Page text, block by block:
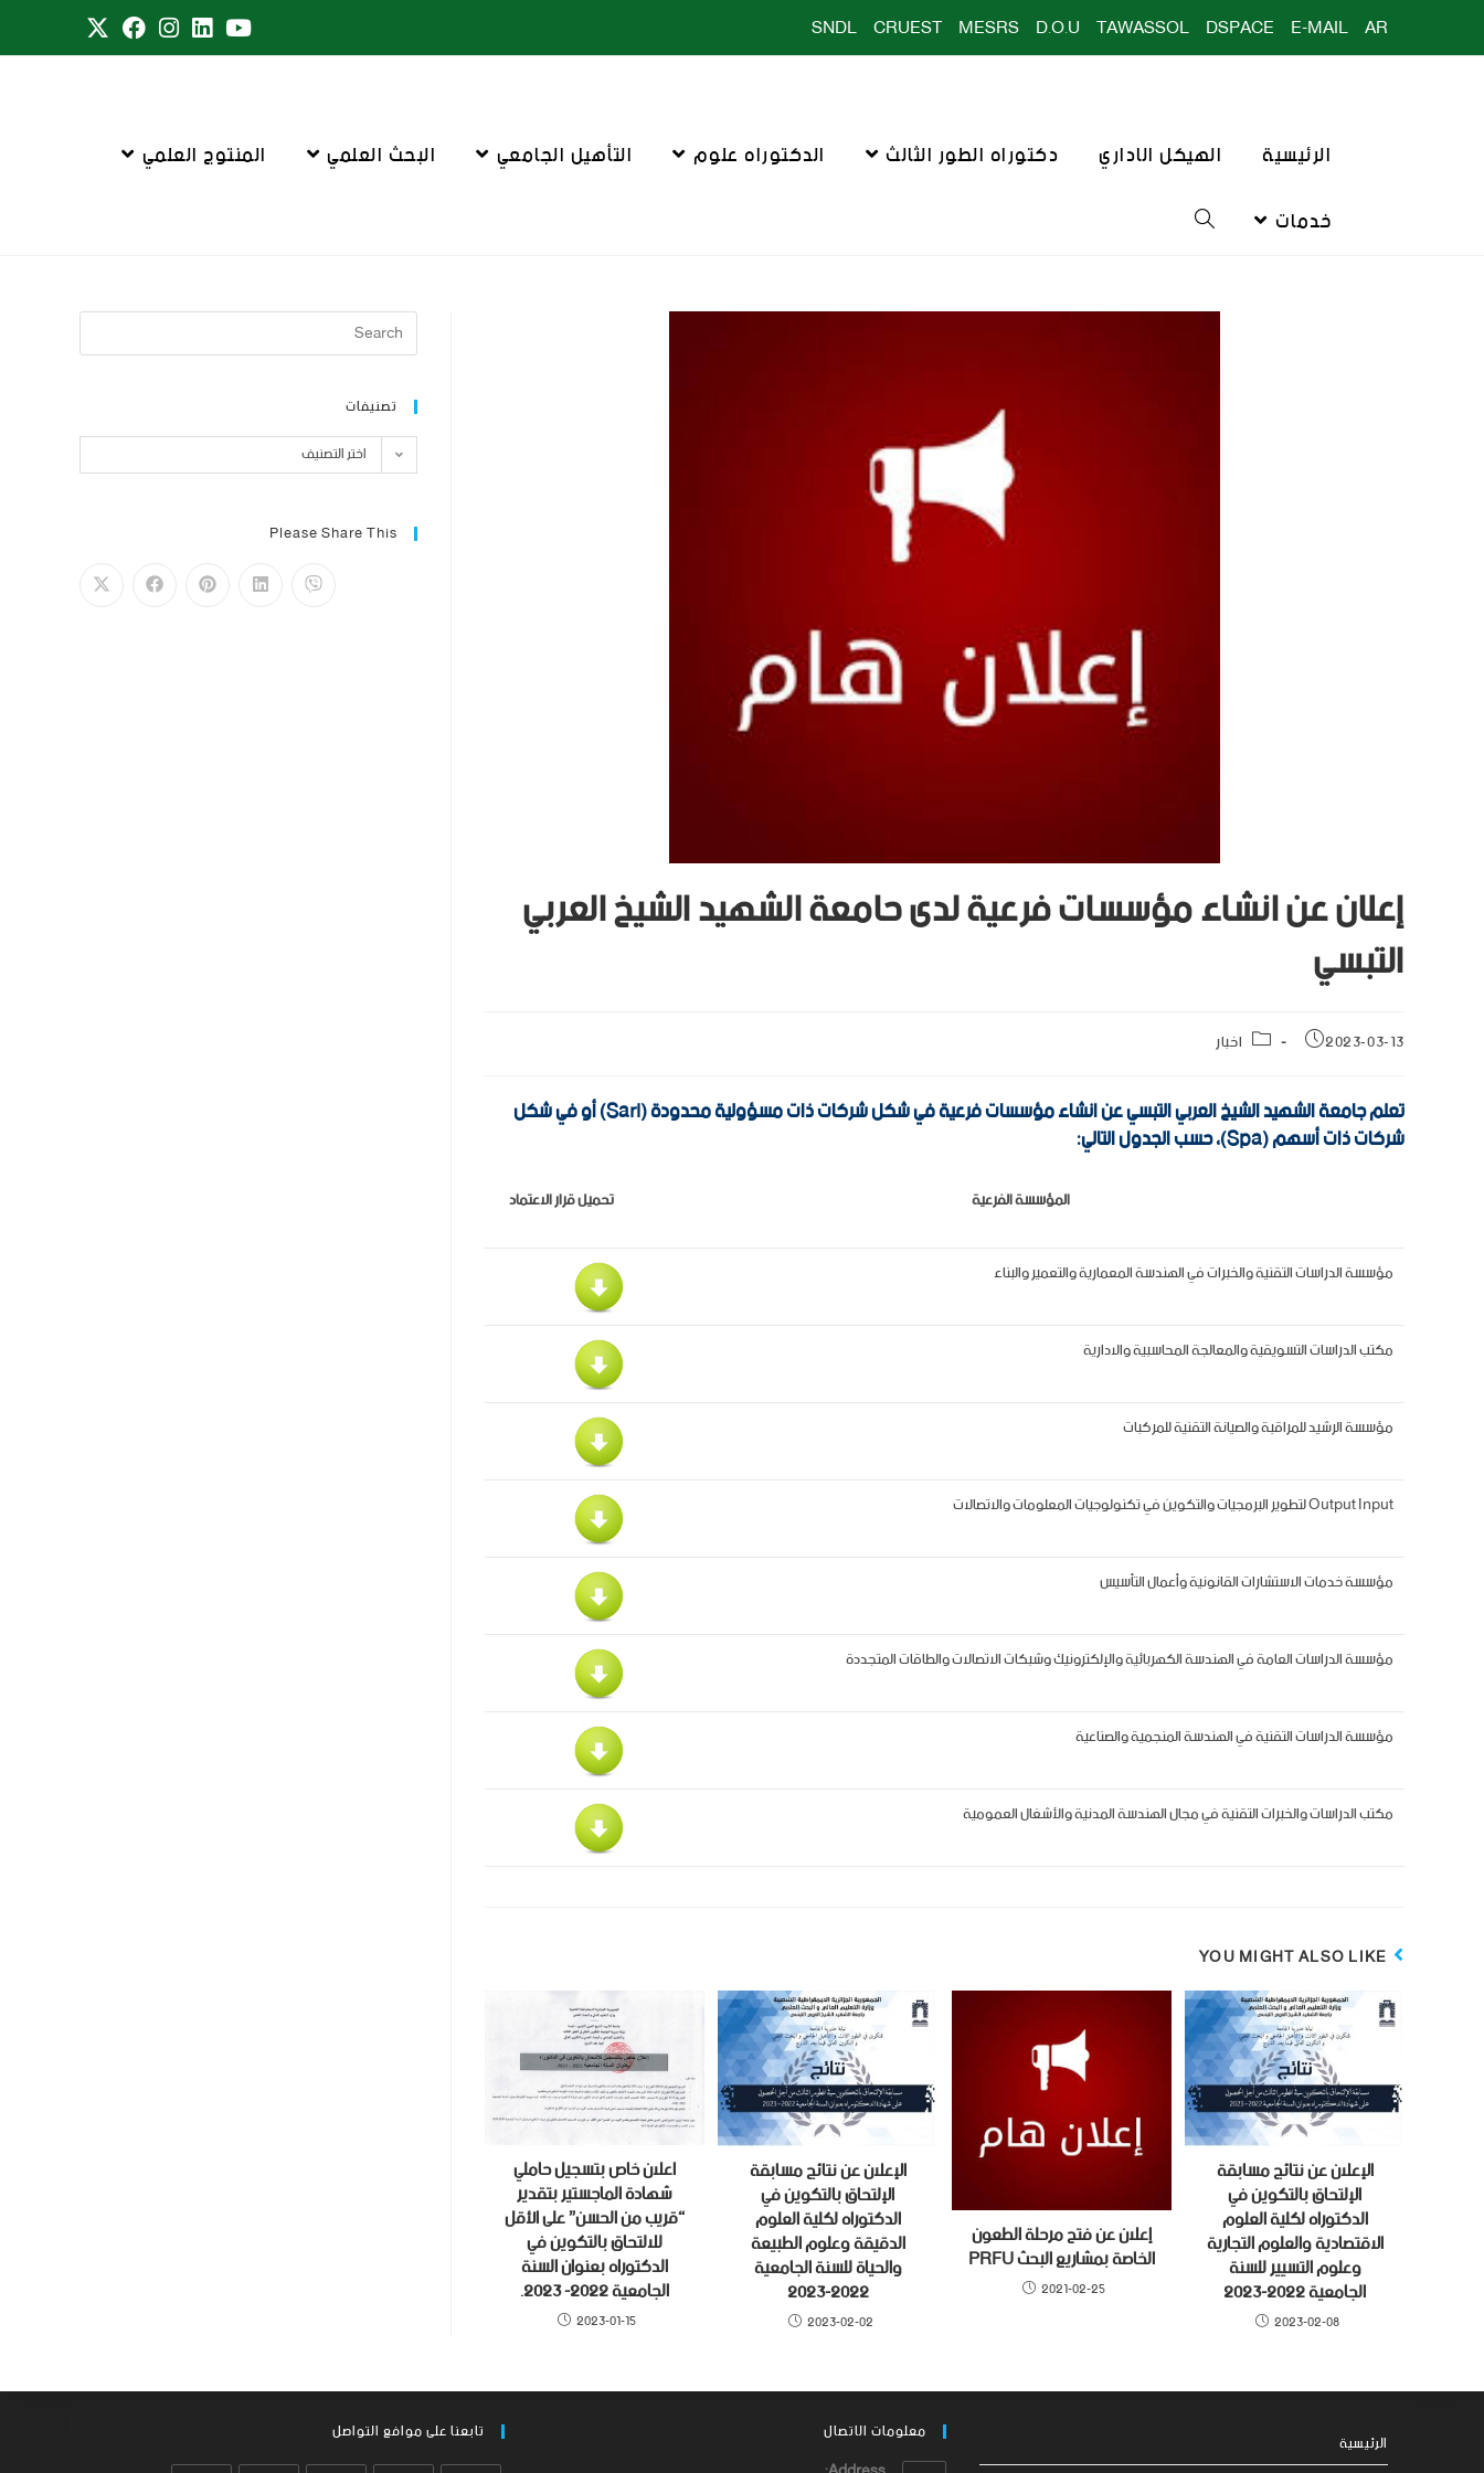
AR
E-MAIL
DSPACE
TAWASSOL
D.O.U
MESRS
CRUEST
SNDL
الرئيسية الهيكل الاداري دكتوراه الطور الثالث الدكتوراه علوم التأهيل الجامعي البحث العلمي
المنتوج العلمي
خدمات
إعلان عن انشاء مؤسسات فرعية لدى حامعة الشهيد الشيخ العربي
التبسي
2023-03-13 اخبار
تعلم جامعة الشهيد الشيخ العربي التبسي عن انشاء مؤسسات فرعية في شكل شركات ذات مسؤولية محدودة (Sarl) أو في شكل
شركات ذات أسهم (Spa)، حسب الجدول التالي:
المؤسسة الفرعية
تحميل قرار الاعتماد
مؤسسة الدراسات التقنية والخبرات في الهندسة المعمارية والتعمير والبناء
مكتب الدراسات التسويقية والمعالجة المحاسبية والادارية
مؤسسة الرشيد للمراقبة والصيانة التقنية للمركبات
Output Input لتطوير البرمجيات والتكوين في تكنولوجيات المعلومات والاتصالات
مؤسسة خدمات الاستشارات القانونية وأعمال التأسيس
مؤسسة الدراسات العامة في الهندسة الكهربائية والإلكترونيك وشبكات الاتصالات والطاقات المتجددة
مؤسسة الدراسات التقنية في الهندسة المنجمية والصناعية
مكتب الدراسات والخبرات التقنية في مجال الهندسة المدنية والأشغال العمومية
YOU MIGHT ALSO LIKE
اعلان خاص بتسجيل حاملي
شهادة الماجستير بتقدير
“قريب من الحسن” على الأقل
للالتحاق بالتكوين في
الدكتوراه بعنوان السنة
الجامعية 2022- 2023.
2023-01-15
الإعلان عن نتائج مسابقة
الإلتحاق بالتكوين في
الدكتوراه لكلية العلوم
الدقيقة وعلوم الطبيعة
والحياة للسنة الجامعية
2022-2023
2023-02-02
إعلان عن فتح مرحلة الطعون
الخاصة بمشاريع البحث PRFU
2021-02-25
الإعلان عن نتائج مسابقة
الإلتحاق بالتكوين في
الدكتوراه لكلية العلوم
الاقتصادية والعلوم التجارية
وعلوم التسيير للسنة
الجامعية 2022-2023
2023-02-08
تصنيفات
اختر التصنيف
Please Share This
الرئيسية
معلومات الاتصال تابعنا على موافع التواصل